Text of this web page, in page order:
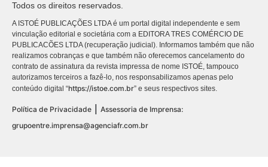
Todos os direitos reservados.
A ISTOÉ PUBLICAÇÕES LTDA é um portal digital independente e sem
vinculação editorial e societária com a EDITORA TRES COMÉRCIO DE
PUBLICACÕES LTDA (recuperação judicial). Informamos também que não
realizamos cobranças e que também não oferecemos cancelamento do
contrato de assinatura da revista impressa de nome ISTOÉ, tampouco
autorizamos terceiros a fazê-lo, nos responsabilizamos apenas pelo
conteúdo digital “https://istoe.com.br” e seus respectivos sites.
Política de Privacidade
Assessoria de Imprensa:
grupoentre.imprensa@agenciafr.com.br